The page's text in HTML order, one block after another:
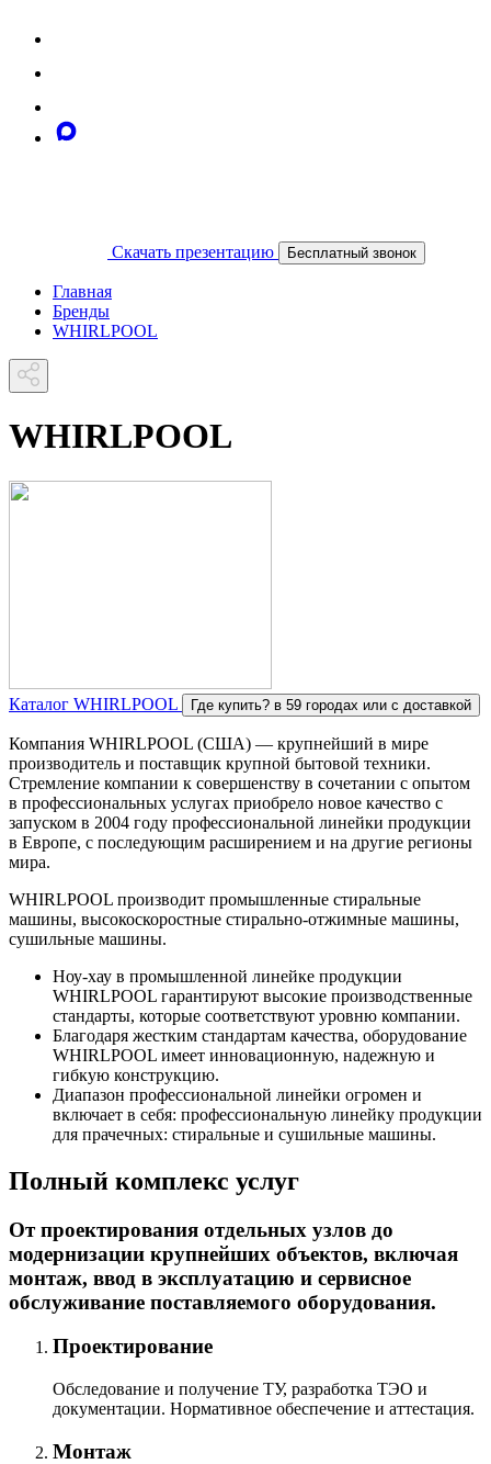
Скачать презентацию Бесплатный звонок
Главная
Бренды
WHIRLPOOL
WHIRLPOOL
Каталог WHIRLPOOL Где купить? в 59 городах или с доставкой
Компания WHIRLPOOL (США) — крупнейший в мире
производитель и поставщик крупной бытовой техники.
Стремление компании к совершенству в сочетании с опытом
в профессиональных услугах приобрело новое качество с
запуском в 2004 году профессиональной линейки продукции
в Европе, с последующим расширением и на другие регионы
мира.
WHIRLPOOL производит промышленные стиральные
машины, высокоскоростные стирально-отжимные машины,
сушильные машины.
Ноу-хау в промышленной линейке продукции
WHIRLPOOL гарантируют высокие производственные
стандарты, которые соответствуют уровню компании.
Благодаря жестким стандартам качества, оборудование
WHIRLPOOL имеет инновационную, надежную и
гибкую конструкцию.
Диапазон профессиональной линейки огромен и
включает в себя: профессиональную линейку продукции
для прачечных: стиральные и сушильные машины.
Полный комплекс услуг
От проектирования отдельных узлов до
модернизации крупнейших объектов, включая
монтаж, ввод в эксплуатацию и сервисное
обслуживание поставляемого оборудования.
Проектирование
Обследование и получение ТУ, разработка ТЭО и
документации. Нормативное обеспечение и аттестация.
Монтаж